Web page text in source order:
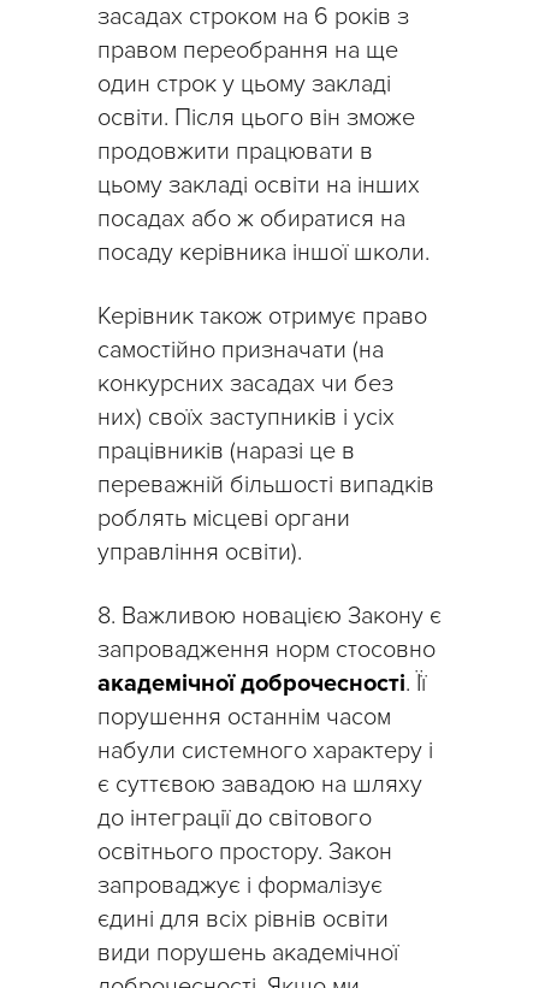
засадах строком на 6 років з
правом переобрання на ще
один строк у цьому закладі
освіти. Після цього він зможе
продовжити працювати в
цьому закладі освіти на інших
посадах або ж обиратися на
посаду керівника іншої школи.
Керівник також отримує право
самостійно призначати (на
конкурсних засадах чи без
них) своїх заступників і усіх
працівників (наразі це в
переважній більшості випадків
роблять місцеві органи
управління освіти).
8. Важливою новацією Закону є
запровадження норм стосовно
академічної доброчесності. Її
порушення останнім часом
набули системного характеру і
є суттєвою завадою на шляху
до інтеграції до світового
освітнього простору. Закон
запроваджує і формалізує
єдині для всіх рівнів освіти
види порушень академічної